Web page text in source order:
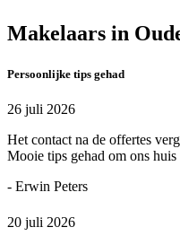
Makelaars in
Persoonlijke tips gehad
26 juli 2026
Het contact na de offertes
Mooie tips gehad om ons
- Erwin Peters
20 juli 2026